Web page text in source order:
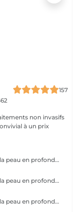
157
non invasifs
à un prix
Le HOLLYWOOD PEEL exfolie et nettoie la peau en profondeur au laser pour un teint plus lisse, lumineux et des pores visiblement resserrés. La LUMINOTHÉRAPIE du visage consiste à exposer la peau à des lumières LED afin de stimuler le renouvellement cellulaire et améliorer l'éclat du teint.
Le HOLLYWOOD PEEL exfolie et nettoie la peau en profondeur au laser pour un teint plus lisse, lumineux et des pores visiblement resserrés. La LUMINOTHÉRAPIE du cou consiste à exposer la peau à des lumières LED afin de stimuler le renouvellement cellulaire et améliorer la texture de la peau.
Le HOLLYWOOD PEEL exfolie et nettoie la peau en profondeur au laser pour un teint plus lisse, lumineux et des pores visiblement resserrés. La LUMINOTHÉRAPIE du décolleté consiste à exposer la peau à des lumières LED afin de stimuler le renouvellement cellulaire et améliorer la texture de la peau.